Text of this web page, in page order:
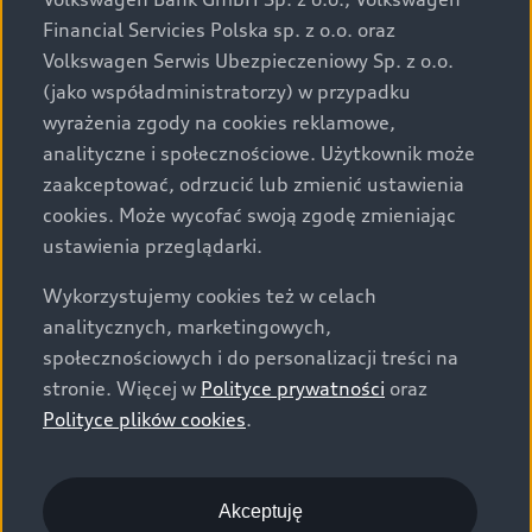
za dopłatą. Wiążące ustalenie ceny, wyposażenia i
specyfikacji pojazdu następują w umowie sprzedaży, a
określenie parametrów technicznych zawiera
świadectwo homologacji typu pojazdu. Zastrzegamy
sobie prawo do zmian i pomyłek. Wszelkie informacje
prezentowane na stronie są aktualne na dzień ich
zamieszczania. W celu uzyskania najnowszych
informacji prosimy kontaktować się z Partnerem Marki
Audi.
Wszystkie produkowane obecnie samochody marki Audi
są wykonywane z materiałów spełniających pod
względem możliwości odzysku i recyklingu wymagania
określone w normie ISO 22628 i są zgodne z
europejskimi świadectwami homologacji wydanymi wg
o.o. podlega obowiązkowi zapewnienia wszystkim
użytkownikom samochodów marki Volkswagen sieci
Financial Servicies Polska sp. z o.o. oraz
Volkswagen Serwis Ubezpieczeniowy Sp. z o.o.
(jako współadministratorzy) w przypadku
wyrażenia zgody na cookies reklamowe,
analityczne i społecznościowe. Użytkownik może
zaakceptować, odrzucić lub zmienić ustawienia
cookies. Może wycofać swoją zgodę zmieniając
ustawienia przeglądarki.
Wykorzystujemy cookies też w celach
analitycznych, marketingowych,
społecznościowych i do personalizacji treści na
stronie. Więcej w Polityce prywatności oraz
Polityce plików cookies.
Akceptuję